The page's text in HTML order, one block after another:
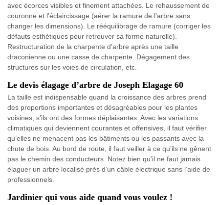
avec écorces visibles et finement attachées. Le rehaussement de
couronne et l’éclaircissage (aérer la ramure de l’arbre sans
changer les dimensions). Le rééquilibrage de ramure (corriger les
défauts esthétiques pour retrouver sa forme naturelle).
Restructuration de la charpente d’arbre après une taille
draconienne ou une casse de charpente. Dégagement des
structures sur les voies de circulation, etc.
Le devis élagage d’arbre de Joseph Elagage 60
La taille est indispensable quand la croissance des arbres prend
des proportions importantes et désagréables pour les plantes
voisines, s’ils ont des formes déplaisantes. Avec les variations
climatiques qui deviennent courantes et offensives, il faut vérifier
qu’elles ne menacent pas les bâtiments ou les passants avec la
chute de bois. Au bord de route, il faut veiller à ce qu’ils ne gênent
pas le chemin des conducteurs. Notez bien qu’il ne faut jamais
élaguer un arbre localisé près d’un câble électrique sans l’aide de
professionnels.
Jardinier qui vous aide quand vous voulez !